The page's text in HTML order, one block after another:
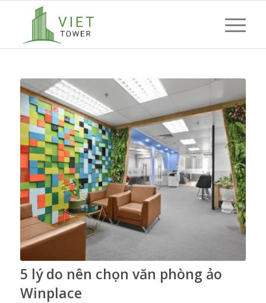
5 lý do nên chọn văn phòng ảo
Winplace